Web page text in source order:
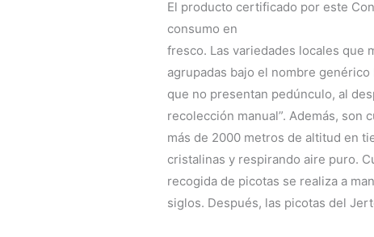
El producto certificado por este
consumo en
fresco. Las variedades locales que
agrupadas bajo el nombre
que no presentan pedúnculo, al
recolección manual”. Además, son
más de 2000 metros de altitud en
cristalinas y respirando aire puro.
recogida de picotas se realiza a
siglos. Después, las picotas del